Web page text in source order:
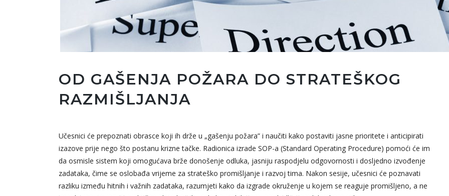
OD GAŠENJA POŽARA DO STRATEŠKOG
RAZMIŠLJANJA
Učesnici će prepoznati obrasce koji ih drže u „gašenju požara” i naučiti kako postaviti jasne prioritete i anticipirati
izazove prije nego što postanu krizne tačke. Radionica izrade SOP-a (Standard Operating Procedure) pomoći će im
da osmisle sistem koji omogućava brže donošenje odluka, jasniju raspodjelu odgovornosti i dosljedno izvođenje
zadataka, čime se oslobađa vrijeme za strateško promišljanje i razvoj tima. Nakon sesije, učesnici će poznavati
razliku između hitnih i važnih zadataka, razumjeti kako da izgrade okruženje u kojem se reaguje promišljeno, a ne